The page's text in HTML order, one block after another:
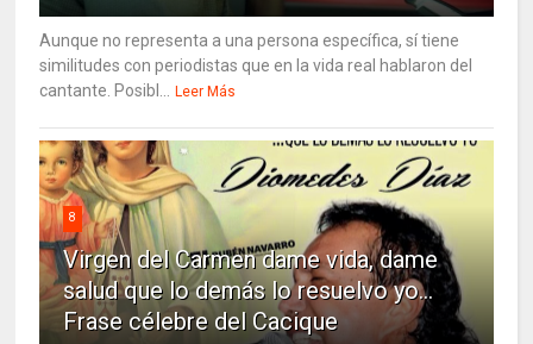
Aunque no representa a una persona específica, sí tiene
similitudes con periodistas que en la vida real hablaron del
cantante. Posibl...
Leer Más
8
Virgen del Carmen dame vida, dame
salud que lo demás lo resuelvo yo…
Frase célebre del Cacique